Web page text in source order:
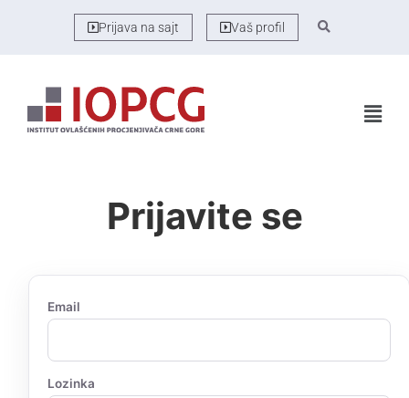
Prijava na sajt Vaš profil
Prijavite se
Email
Lozinka